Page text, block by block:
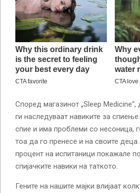
Според магазинот „Sleep Medicine“,
ги наследуваат навиките за
спие и има проблеми со несоница,
тоа да го пренесе и на своите
процент на испитаници покажале
спијачките навики на таткото.
Гените на нашите мајки влијаат